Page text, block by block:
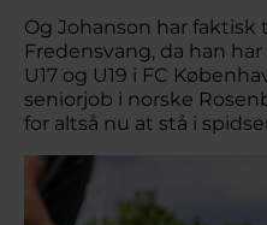
Og Johanson har
Fredensvang, da han
U17 og U19 i FC
seniorjob i norske
for altså nu at stå i